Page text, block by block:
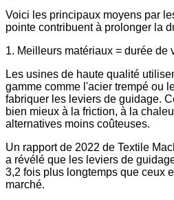
Voici les principaux moyens par
pointe contribuent à prolonger la
1. Meilleurs matériaux = durée de
Les usines de haute qualité
gamme comme l'acier trempé ou
fabriquer les leviers de guidage.
bien mieux à la friction, à la
alternatives moins coûteuses.
Un rapport de 2022 de Textile
a révélé que les leviers de
3,2 fois plus longtemps que ceux
marché.